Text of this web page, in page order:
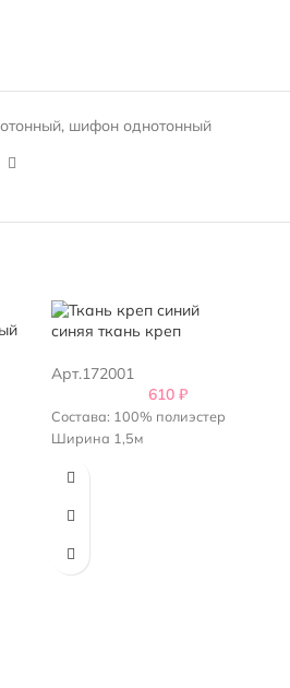
, шифон однотонный
синяя ткань креп
Арт.172001
610 ₽
Состава: 100% полиэстер
Ширина 1,5м